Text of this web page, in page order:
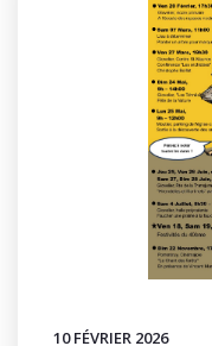
10 FÉVRIER 2026